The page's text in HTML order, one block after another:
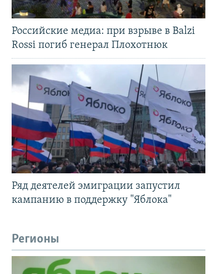
Российские медиа: при взрыве в Balzi
Rossi погиб генерал Плохотнюк
Ряд деятелей эмиграции запустил
кампанию в поддержку "Яблока"
Регионы